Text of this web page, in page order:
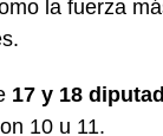
la fuerza
17 y 18
10 u 11.